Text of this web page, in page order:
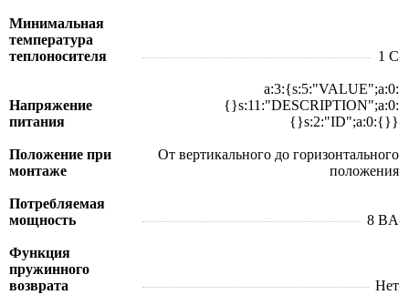
Минимальная
температура
теплоносителя
1 C
Напряжение
питания
a:3:{s:5:"VALUE";a:0:
{}s:11:"DESCRIPTION";a:0:
{}s:2:"ID";a:0:{}}
Положение при
монтаже
От вертикального до горизонтального
положения
Потребляемая
мощность
8 BA
Функция
пружинного
возврата
Нет